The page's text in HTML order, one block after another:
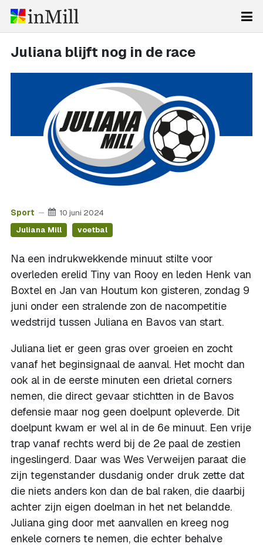
Juliana blijft nog in de race
Sport 10 juni 2024
Juliana Mill voetbal
Na een indrukwekkende minuut stilte voor
overleden erelid Tiny van Rooy en leden Henk van
Boxtel en Jan van Houtum kon gisteren, zondag 9
juni onder een stralende zon de nacompetitie
wedstrijd tussen Juliana en Bavos van start.
Juliana liet er geen gras over groeien en zocht
vanaf het beginsignaal de aanval. Het mocht dan
ook al in de eerste minuten een drietal corners
nemen, die direct gevaar stichtten in de Bavos
defensie maar nog geen doelpunt opleverde. Dit
doelpunt kwam er wel al in de 6e minuut. Een vrije
trap vanaf rechts werd bij de 2e paal de zestien
ingeslingerd. Daar was Wes Verweijen paraat die
zijn tegenstander dusdanig onder druk zette dat
die niets anders kon dan de bal raken, die daarbij
achter zijn eigen doelman in het net belandde.
Juliana ging door met aanvallen en kreeg nog
enkele corners te nemen, die echter behalve